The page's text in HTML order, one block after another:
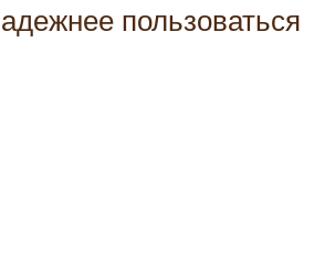
пользоваться